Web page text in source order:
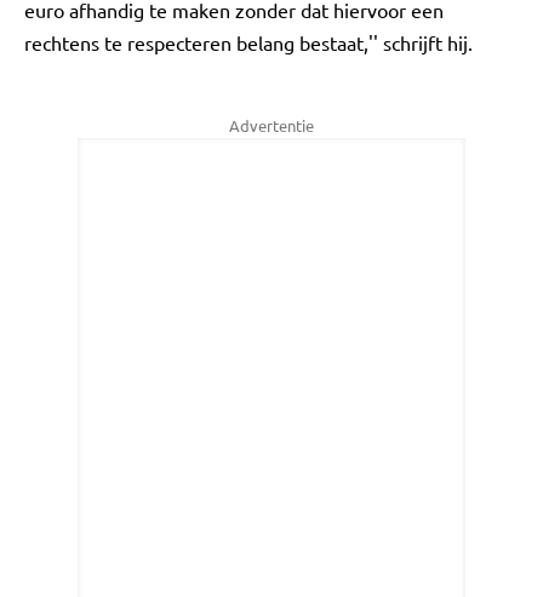
euro afhandig te maken zonder dat hiervoor een
rechtens te respecteren belang bestaat,'' schrijft hij.
Advertentie